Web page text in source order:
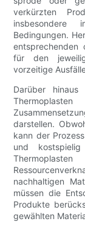
verkürzten
Bedingungen.
entsprechenden
für den
vorzeitige
Darüber
darstellen.
kann der
und
nachhaltigen
müssen die
Produkte
gewählten